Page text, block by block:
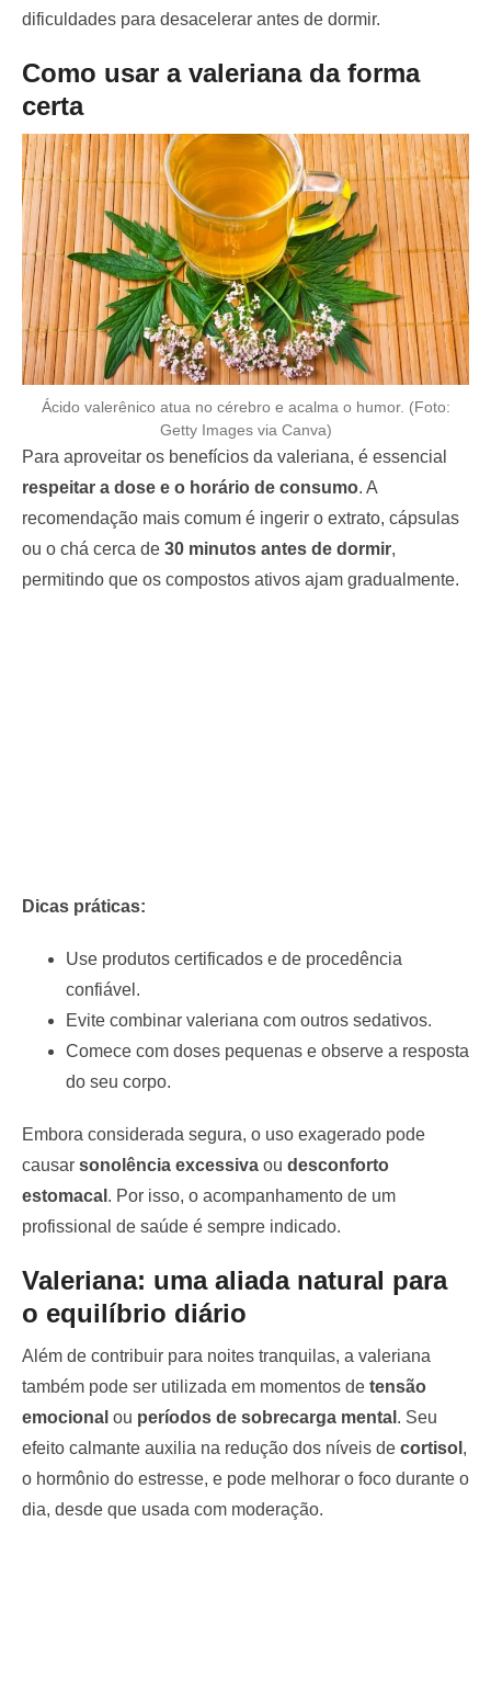
dificuldades para desacelerar antes de dormir.
Como usar a valeriana da forma
certa
Ácido valerênico atua no cérebro e acalma o humor. (Foto:
Getty Images via Canva)
Para aproveitar os benefícios da valeriana, é essencial
respeitar a dose e o horário de consumo. A
recomendação mais comum é ingerir o extrato, cápsulas
ou o chá cerca de 30 minutos antes de dormir,
permitindo que os compostos ativos ajam gradualmente.
Dicas práticas:
Use produtos certificados e de procedência
confiável.
Evite combinar valeriana com outros sedativos.
Comece com doses pequenas e observe a resposta
do seu corpo.
Embora considerada segura, o uso exagerado pode
causar sonolência excessiva ou desconforto
estomacal . Por isso, o acompanhamento de um
profissional de saúde é sempre indicado.
Valeriana: uma aliada natural para
o equilíbrio diário
Além de contribuir para noites tranquilas, a valeriana
também pode ser utilizada em momentos de tensão
emocional ou períodos de sobrecarga mental . Seu
efeito calmante auxilia na redução dos níveis de cortisol ,
o hormônio do estresse, e pode melhorar o foco durante o
dia, desde que usada com moderação.